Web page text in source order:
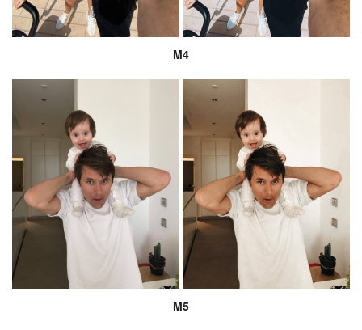
M4
M5